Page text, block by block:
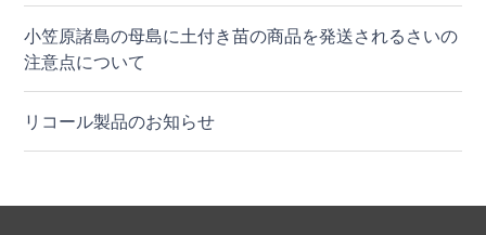
小笠原諸島の母島に土付き苗の商品を発送されるさいの
注意点について
リコール製品のお知らせ